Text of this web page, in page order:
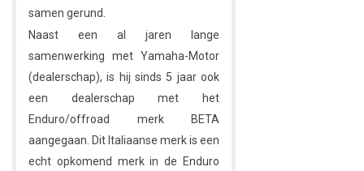
samen gerund.
Naast een al jaren lange
samenwerking met Yamaha-Motor
(dealerschap), is hij sinds 5 jaar ook
een dealerschap met het
Enduro/offroad merk BETA
aangegaan. Dit Italiaanse merk is een
echt opkomend merk in de Enduro